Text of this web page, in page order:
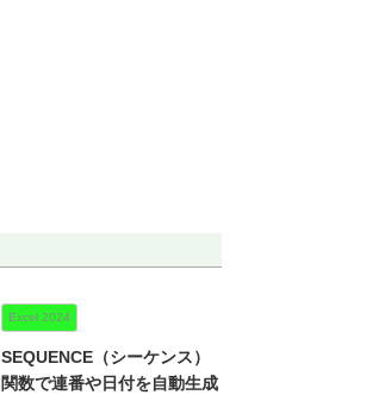
Excel 2024
SEQUENCE（シーケンス）
関数で連番や日付を自動生成